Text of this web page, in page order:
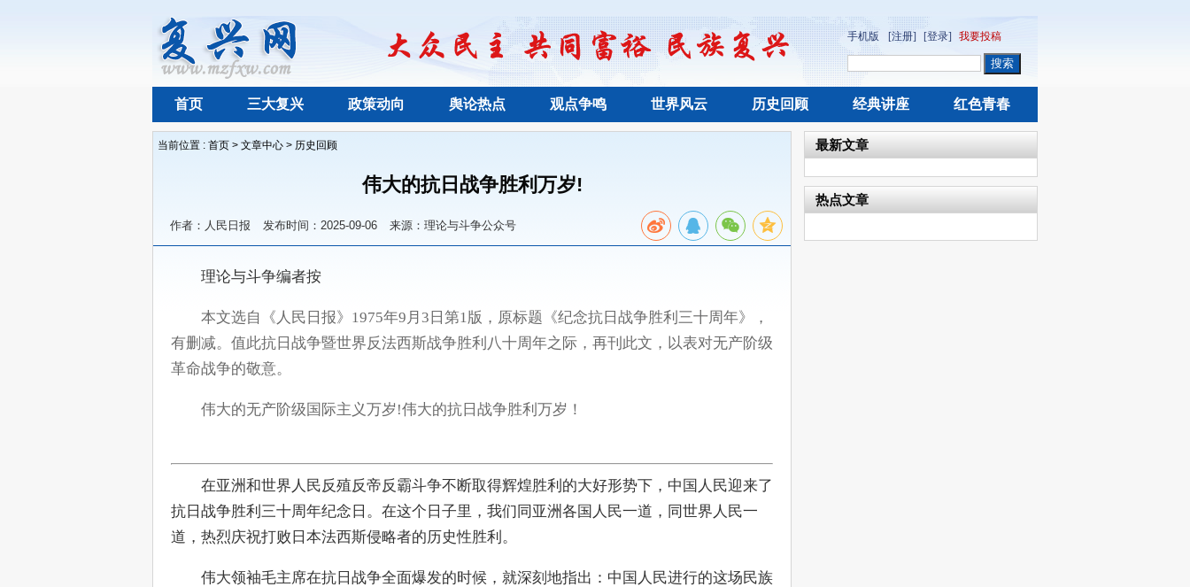
手机版 [注册] [登录] 我要投稿
首页 三大复兴 政策动向 舆论热点 观点争鸣 世界风云 历史回顾 经典讲座 红色青春
当前位置 : 首页 > 文章中心 > 历史回顾
伟大的抗日战争胜利万岁!
作者：人民日报 发布时间：2025-09-06 来源：理论与斗争公众号
理论与斗争编者按
本文选自《人民日报》1975年9月3日第1版，原标题《纪念抗日战争胜利三十周年》，
有删减。值此抗日战争暨世界反法西斯战争胜利八十周年之际，再刊此文，以表对无产阶级
革命战争的敬意。
伟大的无产阶级国际主义万岁!伟大的抗日战争胜利万岁！
在亚洲和世界人民反殖反帝反霸斗争不断取得辉煌胜利的大好形势下，中国人民迎来了
抗日战争胜利三十周年纪念日。在这个日子里，我们同亚洲各国人民一道，同世界人民一
道，热烈庆祝打败日本法西斯侵略者的历史性胜利。
伟大领袖毛主席在抗日战争全面爆发的时候，就深刻地指出：中国人民进行的这场民族
最新文章
热点文章